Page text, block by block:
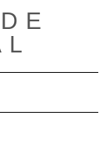
navegación